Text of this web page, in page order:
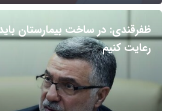
ظفرقندی: در ساخت بیمارستان
رعایت کنیم